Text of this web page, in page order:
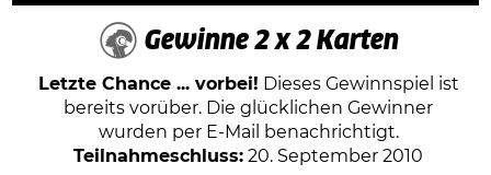
Gewinne 2 x 2 Karten
Letzte Chance ... vorbei! Dieses Gewinnspiel ist
bereits vorüber. Die glücklichen Gewinner
wurden per E-Mail benachrichtigt.
Teilnahmeschluss: 20. September 2010